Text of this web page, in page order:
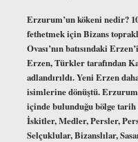
Erzurum’un kökeni nedir?
fethetmek için Bizans
Ovası’nın batısındaki
Erzen, Türkler tarafından
adlandırıldı. Yeni Erzen
isimlerine dönüştü.
içinde bulunduğu bölge
İskitler, Medler, Persler,
Selçuklular, Bizanslılar,